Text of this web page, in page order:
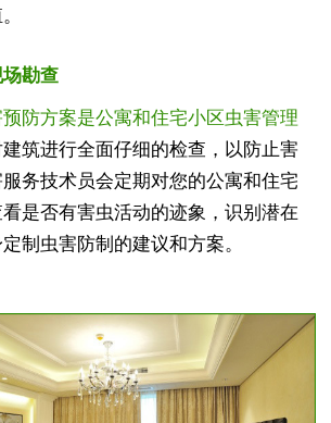
勘查
防方案是公寓和住宅小区虫害管理
建筑进行全面仔细的检查，以防止害
务技术员会定期对您的公寓和住宅
是否有害虫活动的迹象，识别潜在
制虫害防制的建议和方案。